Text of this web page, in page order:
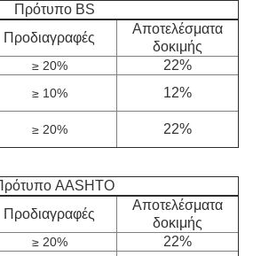
Πρότυπο BS
Προδιαγραφές
Αποτελέσματα
δοκιμής
≥ 20%
22%
≥ 10%
12%
≥ 20% 22%
AASHTO
Προδιαγραφές
Αποτελέσματα
δοκιμής
≥ 20%
22%